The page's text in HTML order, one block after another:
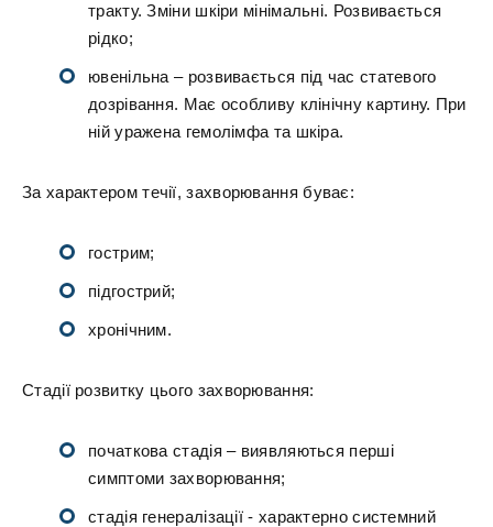
тракту. Зміни шкіри мінімальні. Розвивається
рідко;
ювенільна – розвивається під час статевого
дозрівання. Має особливу клінічну картину. При
ній уражена гемолімфа та шкіра.
За характером течії, захворювання буває:
гострим;
підгострий;
хронічним.
Стадії розвитку цього захворювання:
початкова стадія – виявляються перші
симптоми захворювання;
стадія генералізації - характерно системний